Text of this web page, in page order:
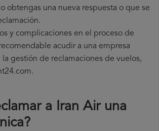
obtengas una nueva respuesta o que se
y complicaciones en el proceso de
acudir a una empresa
la gestión de reclamaciones de vuelos,
a Iran Air una
?